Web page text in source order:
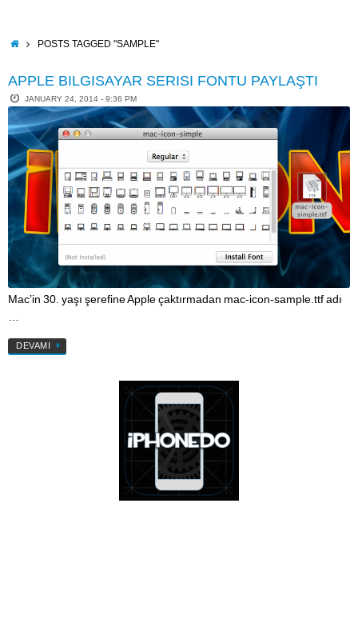
contentHOMEPOSTS TAGGED "SAMPLE"
APPLE BILGISAYAR SERISI FONTU PAYLAŞTI
JANUARY 24, 2014 - 9:36 PM
Mac’in 30. yaşı şerefine Apple çaktırmadan mac-icon-sample.ttf adı
DEVAMI